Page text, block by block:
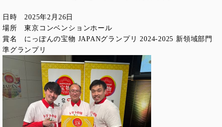
日時 2025年2月26日
場所 東京コンベンションホール
賞名 にっぽんの宝物 JAPANグランプリ 2024-2025 新領域部門
準グランプリ